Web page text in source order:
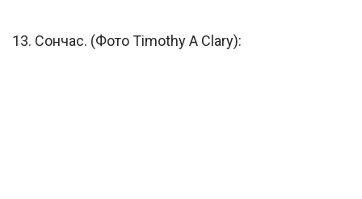
13. Сончас. (Фото Timothy A Clary):